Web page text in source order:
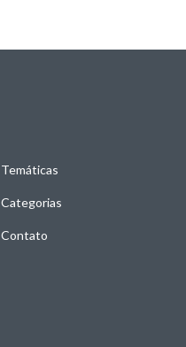
Temáticas
Categorias
Contato